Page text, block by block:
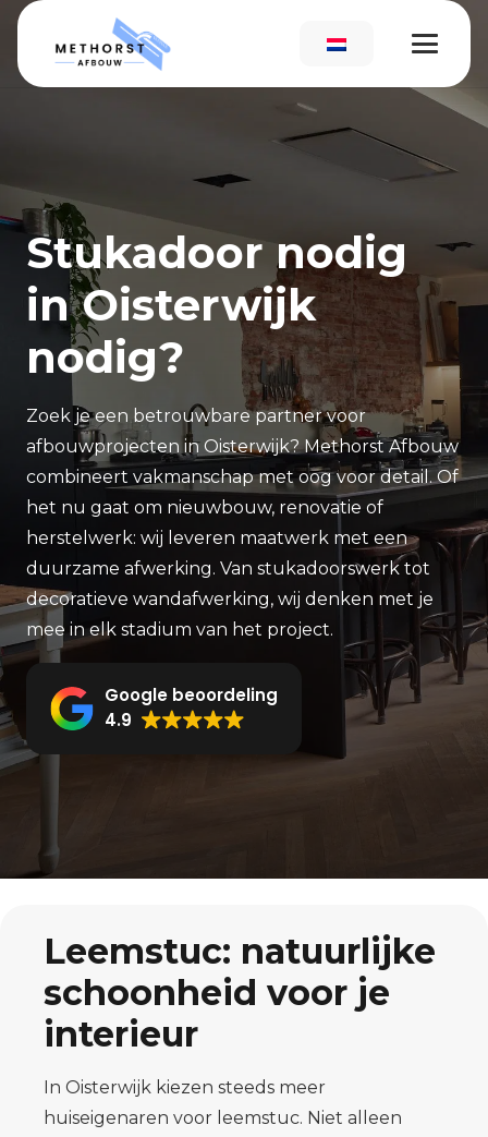
Stukadoor nodig
in Oisterwijk
nodig?
Zoek je een betrouwbare partner voor
afbouwprojecten in Oisterwijk? Methorst Afbouw
combineert vakmanschap met oog voor detail. Of
het nu gaat om nieuwbouw, renovatie of
herstelwerk: wij leveren maatwerk met een
duurzame afwerking. Van stukadoorswerk tot
decoratieve wandafwerking, wij denken met je
mee in elk stadium van het project.
Google beoordeling
4.9
Leemstuc: natuurlijke
schoonheid voor je
interieur
In Oisterwijk kiezen steeds meer
huiseigenaren voor leemstuc. Niet alleen